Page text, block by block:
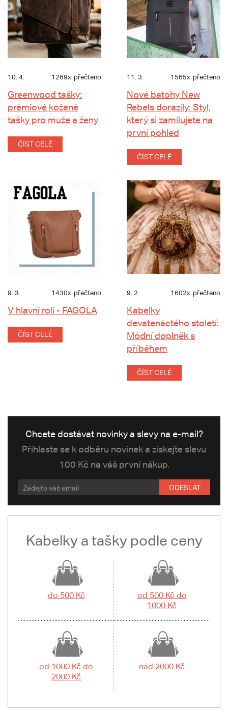
10. 4. 1269x přečteno
Greenwood tašky:
prémiové kožené
tašky pro muže a ženy
ČÍST CELÉ
11. 3. 1565x přečteno
Nové batohy New
Rebels dorazily: Styl,
který si zamilujete na
první pohled
ČÍST CELÉ
9. 3. 1430x přečteno
V hlavní roli - FAGOLA
ČÍST CELÉ
9. 2. 1602x přečteno
Kabelky
devatenáctého století:
Módní doplněk s
příběhem
ČÍST CELÉ
Chcete dostávat novinky a slevy na e-mail?
Přihlaste se k odběru novinek a získejte slevu
100 Kč na váš první nákup.
ODESLAT
Kabelky a tašky podle ceny
do 500 Kč
od 500 Kč do
1000 Kč
od 1000 Kč do
2000 Kč
nad 2000 Kč